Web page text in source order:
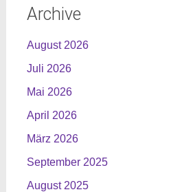
Archive
August 2026
Juli 2026
Mai 2026
April 2026
März 2026
September 2025
August 2025